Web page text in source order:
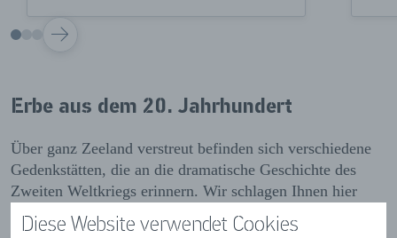
Diese Website verwendet Cookies
VOLGENDE
Erbe aus dem 20. Jahrhundert
Über ganz Zeeland verstreut befinden sich verschiedene
Gedenkstätten, die an die dramatische Geschichte des
Zweiten Weltkriegs erinnern. Wir schlagen Ihnen hier
eine Reihe von Orten vor, die Sie besuchen können.